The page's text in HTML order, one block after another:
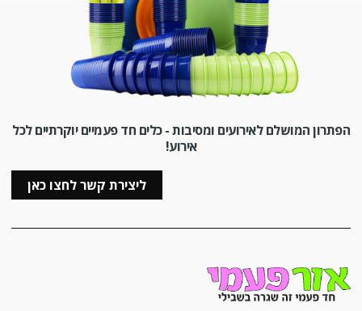
הפתרון המושלם לאירועים ומסיבות - כלים חד פעמיים יוקרתיים לכל
אירוע!
ליצירת קשר לחצו כאן